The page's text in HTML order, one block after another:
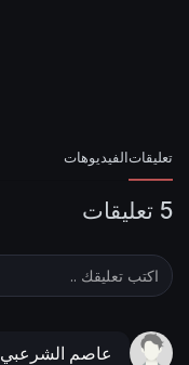
تعليقات الفيديوهات
5 تعليقات
عاصم الشرعبي